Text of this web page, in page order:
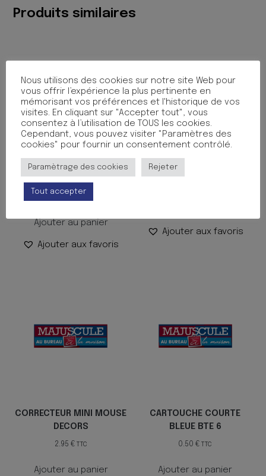
Produits similaires
CORRECTEUR FRONTAL
JETABLE 5MMX8M
1.45€
Ajouter au panier
Ajouter aux favoris
CRAYON GRAPHITE 5B
Ajouter aux favoris
CORRECTEUR MINI MOUSE
DECORS
2.95 € TTC
Ajouter au panier
CARTOUCHE COURTE
BLEUE BTE 6
0.50€ TTC
Ajouter au panier
Nous utilisons des cookies sur notre site Web pour
vous offrir l’expérience la plus pertinente en
mémorisant vos préférences et l'historique de vos
visites. En cliquant sur "Accepter tout", vous
consentez à l’utilisation de TOUS les cookies.
Cependant, vous pouvez visiter "Paramètres des
cookies" pour fournir un consentement contrôlé.
Paramètrage des cookies Rejeter
Tout accepter